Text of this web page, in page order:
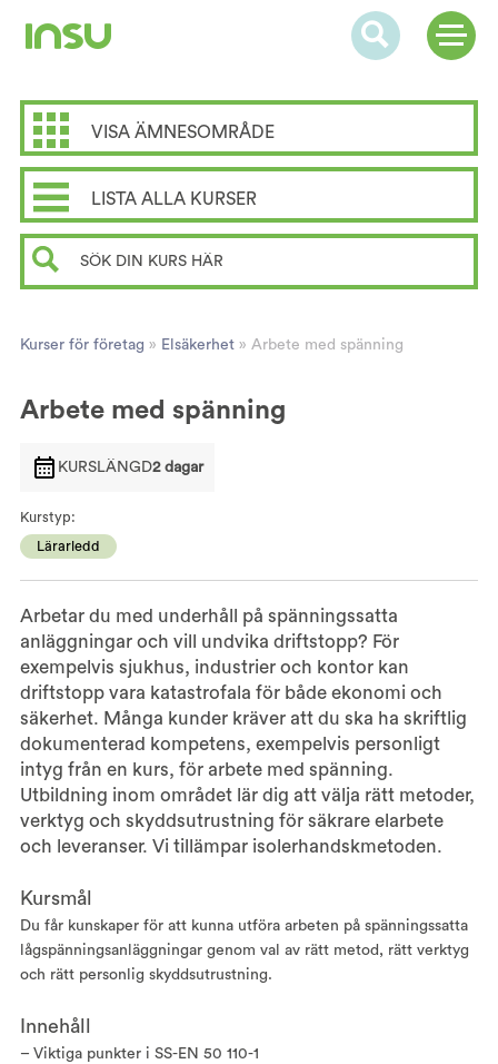
VISA ÄMNESOMRÅDE
LISTA ALLA KURSER
Kurser för företag » Elsäkerhet» Arbete med spänning
Arbete med spänning
Kurstyp:
Lärarledd
KURSLÄNGD2 dagar
Arbetar du med underhåll på spänningssatta
anläggningar och vill undvika driftstopp? För
exempelvis sjukhus, industrier och kontor kan
driftstopp vara katastrofala för både ekonomi och
säkerhet. Många kunder kräver att du ska ha skriftlig
dokumenterad kompetens, exempelvis personligt
intyg från en kurs, för arbete med spänning.
Utbildning inom området lär dig att välja rätt metoder,
verktyg och skyddsutrustning för säkrare elarbete
och leveranser. Vi tillämpar isolerhandskmetoden.
Kursmål
Du får kunskaper för att kunna utföra arbeten på spänningssatta
lågspänningsanläggningar genom val av rätt metod, rätt verktyg
och rätt personlig skyddsutrustning.
Innehåll
– Viktiga punkter i SS-EN 50 110-1